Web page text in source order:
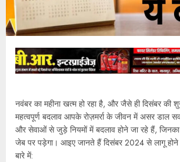
नवंबर का महीना खत्म हो रहा है, और जैसे ही दिसंबर की
महत्वपूर्ण बदलाव आपके रोज़मर्रा के जीवन में असर डाल
और सेवाओं से जुड़े नियमों में बदलाव होने जा रहे हैं,
जेब पर पड़ेगा। आइए जानते हैं दिसंबर 2024 से लागू होने
बारे में: